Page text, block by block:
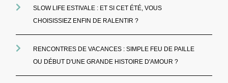
SLOW LIFE ESTIVALE : ET SI CET ÉTÉ, VOUS
CHOISISSIEZ ENFIN DE RALENTIR ?
RENCONTRES DE VACANCES : SIMPLE FEU DE PAILLE
OU DÉBUT D'UNE GRANDE HISTOIRE D'AMOUR ?